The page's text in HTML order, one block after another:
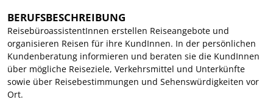
BERUFSBESCHREIBUNG
ReisebüroassistentInnen erstellen Reiseangebote und
organisieren Reisen für ihre KundInnen. In der persönlichen
Kundenberatung informieren und beraten sie die KundInnen
über mögliche Reiseziele, Verkehrsmittel und Unterkünfte
sowie über Reisebestimmungen und Sehenswürdigkeiten vor
Ort.